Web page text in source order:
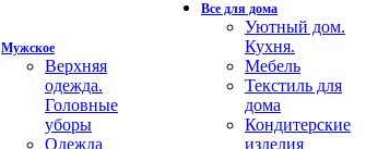
Мужское
Верхняя
одежда.
Головные
уборы
Одежда
Все для дома
Уютный дом.
Кухня.
Мебель
Текстиль для
дома
Кондитерские
изделия